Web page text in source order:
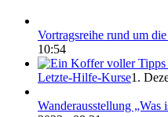
Vortragsreihe rund um
10:54
Letzte-Hilfe-Kurse1.
Wanderausstellung „Was